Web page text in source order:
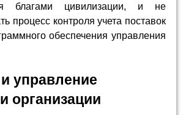
благами цивилизации, и не
процесс контроля учета поставок
обеспечения управления
управление
организации